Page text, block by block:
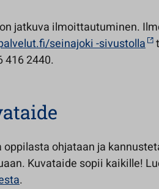
jatkuva ilmoittautuminen.
seinajoki -sivustolla
416 2440.
ohjataan ja
Kuvataide sopii kaikille!
.